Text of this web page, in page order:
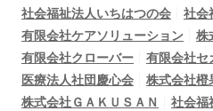
社会福祉法人いちはつの会
社会
有限会社ケアソリューション
株
有限会社クローバー
有限会社セ
医療法人社団慶心会
株式会社橙
株式会社ＧＡＫＵＳＡＮ
社会福